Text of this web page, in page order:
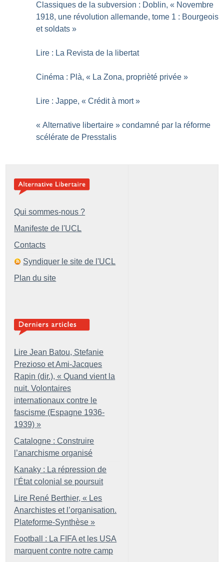
Classiques de la subversion : Doblin, « Novembre
1918, une révolution allemande, tome 1 : Bourgeois
et soldats »
Lire : La Revista de la libertat
Cinéma : Plà, « La Zona, proprièté privée »
Lire : Jappe, « Crédit à mort »
« Alternative libertaire » condamné par la réforme
scélérate de Presstalis
Qui sommes-nous ?
Manifeste de l'UCL
Contacts
Syndiquer le site de l'UCL
Plan du site
Lire Jean Batou, Stefanie
Prezioso et Ami-Jacques
Rapin (dir.), « Quand vient la
nuit. Volontaires
internationaux contre le
fascisme (Espagne 1936-
1939) »
Catalogne : Construire
l’anarchisme organisé
Kanaky : La répression de
l’État colonial se poursuit
Lire René Berthier, « Les
Anarchistes et l’organisation.
Plateforme-Synthèse »
Football : La FIFA et les USA
marquent contre notre camp